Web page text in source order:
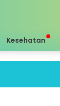
Kesehatan